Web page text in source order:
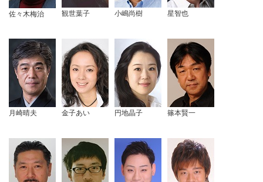
佐々木梅治 観世葉子 小嶋尚樹 星智也
月崎晴夫 金子あい 円地晶子 篠本賢一